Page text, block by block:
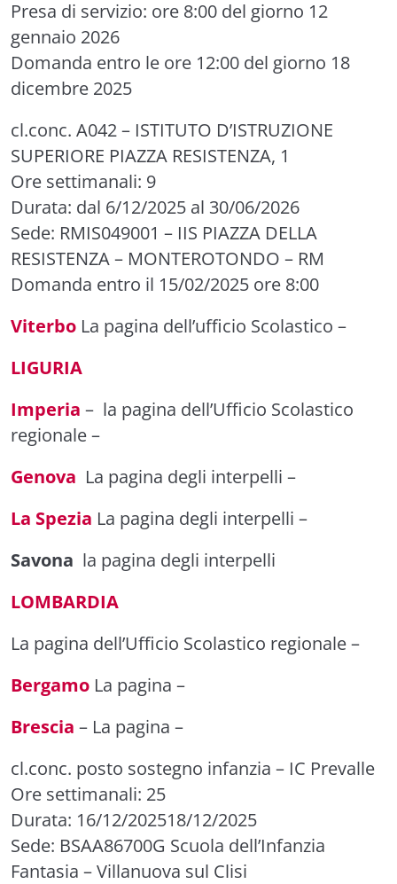
Presa di servizio: ore 8:00 del giorno 12
gennaio 2026
Domanda entro le ore 12:00 del giorno 18
dicembre 2025
cl.conc. A042– ISTITUTO D’ISTRUZIONE
SUPERIORE PIAZZA RESISTENZA, 1
Ore settimanali: 9
Durata: dal 6/12/2025 al 30/06/2026
Sede: RMIS049001 – IIS PIAZZA DELLA
RESISTENZA – MONTEROTONDO – RM
Domanda entro il 15/02/2025 ore 8:00
Viterbo La pagina dell’ufficio Scolastico –
LIGURIA
Imperia – la pagina dell’Ufficio Scolastico
regionale–
Genova La pagina degli interpelli –
La Spezia La pagina degli interpelli –
Savona la pagina degli interpelli
LOMBARDIA
La pagina dell’Ufficio Scolastico regionale–
Bergamo La pagina –
Brescia – La pagina –
cl.conc. posto sostegno infanzia – IC Prevalle
Ore settimanali: 25
Durata: 16/12/202518/12/2025
Sede: BSAA86700G Scuola dell’Infanzia
Fantasia – Villanuova sul Clisi